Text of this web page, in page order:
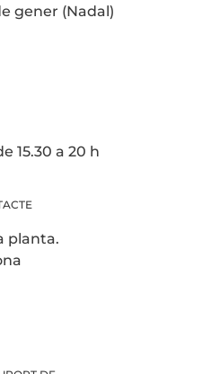
gener (Nadal)
15.30 a 20 h
planta.